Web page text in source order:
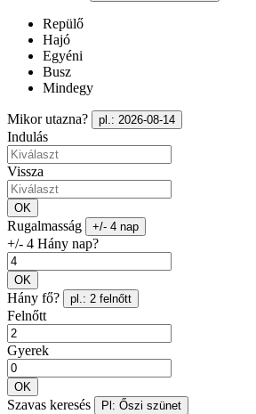
Repülő
Hajó
Egyéni
Busz
Mindegy
Mikor utazna? pl.: 2026-08-14
Indulás
Vissza
OK
Rugalmasság +/- 4 nap
+/- 4 Hány nap?
OK
Hány fő? pl.: 2 felnőtt
Felnőtt
Gyerek
OK
Szavas keresés Pl: Őszi szünet